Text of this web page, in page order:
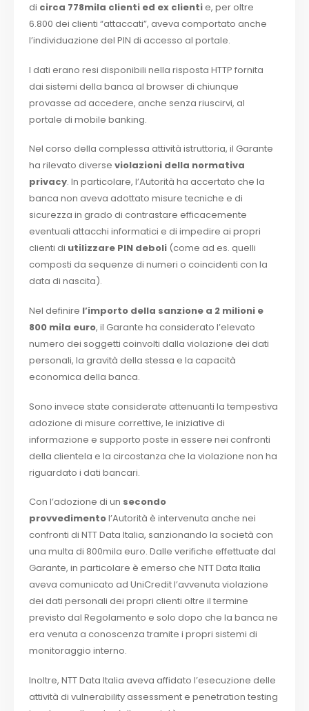
di circa 778mila clienti ed ex clienti e, per oltre
6.800 dei clienti “attaccati”, aveva comportato anche
l’individuazione del PIN di accesso al portale.
I dati erano resi disponibili nella risposta HTTP fornita
dai sistemi della banca al browser di chiunque
provasse ad accedere, anche senza riuscirvi, al
portale di mobile banking.
Nel corso della complessa attività istruttoria, il Garante
ha rilevato diverseviolazioni della normativa
privacy. In particolare, l’Autorità ha accertato che la
banca non aveva adottato misure tecniche e di
sicurezza in grado di contrastare efficacemente
eventuali attacchi informatici e di impedire ai propri
clienti di utilizzare PIN deboli (come ad es. quelli
composti da sequenze di numeri o coincidenti con la
data di nascita).
Nel definire l’importo della sanzione a 2 milioni e
800 mila euro, il Garante ha considerato l’elevato
numero dei soggetti coinvolti dalla violazione dei dati
personali, la gravità della stessa e la capacità
economica della banca.
Sono invece state considerate attenuanti la tempestiva
adozione di misure correttive, le iniziative di
informazione e supporto poste in essere nei confronti
della clientela e la circostanza che la violazione non ha
riguardato i dati bancari.
Con l’adozione di un secondo
provvedimentol’Autorità è intervenuta anche nei
confronti di NTT Data Italia, sanzionando la società con
una multa di 800mila euro. Dalle verifiche effettuate dal
Garante, in particolare è emerso che NTT Data Italia
aveva comunicato ad UniCredit l’avvenuta violazione
dei dati personali dei propri clienti oltre il termine
previsto dal Regolamento e solo dopo che la banca ne
era venuta a conoscenza tramite i propri sistemi di
monitoraggio interno.
Inoltre, NTT Data Italia aveva affidato l’esecuzione delle
attività di vulnerability assessment e penetration testing